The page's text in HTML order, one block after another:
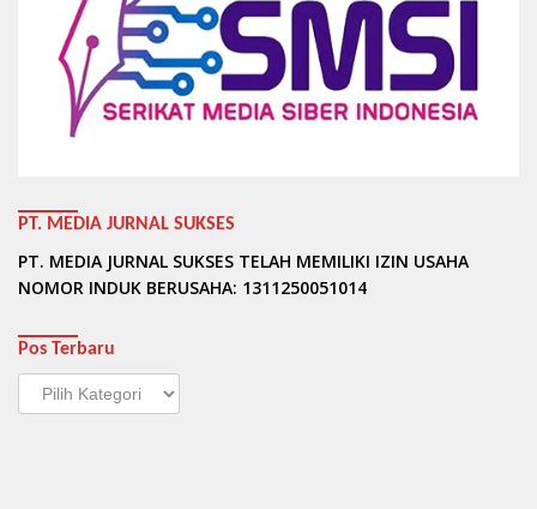
PT. MEDIA JURNAL SUKSES
PT. MEDIA JURNAL SUKSES TELAH MEMILIKI IZIN USAHA
NOMOR INDUK BERUSAHA: 1311250051014
Pos Terbaru
Pos
Terbaru